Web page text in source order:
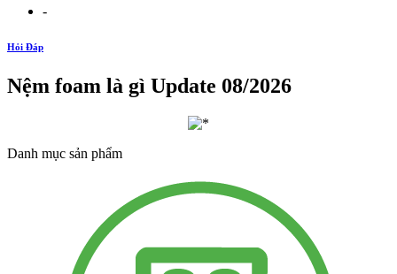
-
Hỏi Đáp
Nệm foam là gì Update 08/2026
Danh mục sản phẩm